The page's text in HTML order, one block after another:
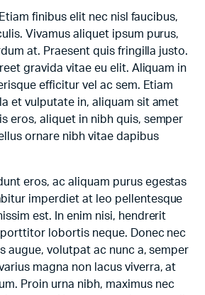
finibus elit nec nisl faucibus,
Vivamus aliquet ipsum purus,
at. Praesent quis fringilla justo.
gravida vitae eu elit. Aliquam in
efficitur vel ac sem. Etiam
et vulputate in, aliquam sit amet
eros, aliquet in nibh quis, semper
ornare nibh vitae dapibus
eros, ac aliquam purus egestas
imperdiet at leo pellentesque
est. In enim nisi, hendrerit
lobortis neque. Donec nec
augue, volutpat ac nunc a, semper
magna non lacus viverra, at
Proin urna nibh, maximus nec